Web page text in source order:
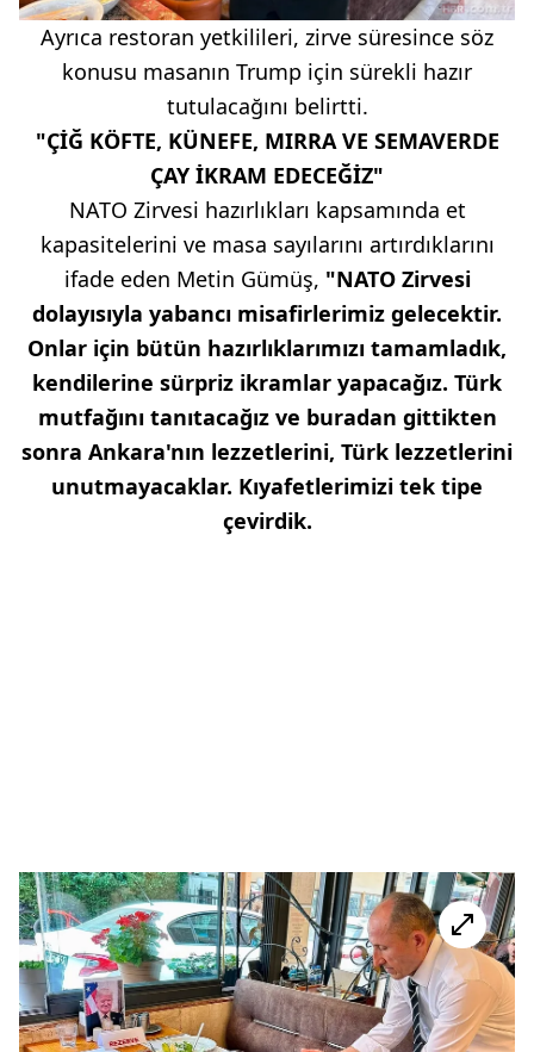
Ayrıca restoran yetkilileri, zirve süresince söz
konusu masanın Trump için sürekli hazır
tutulacağını belirtti.
"ÇİĞ KÖFTE, KÜNEFE, MIRRA VE SEMAVERDE
ÇAY İKRAM EDECEĞİZ"
NATO Zirvesi hazırlıkları kapsamında et
kapasitelerini ve masa sayılarını artırdıklarını
ifade eden Metin Gümüş, "NATO Zirvesi
dolayısıyla yabancı misafirlerimiz gelecektir.
Onlar için bütün hazırlıklarımızı tamamladık,
kendilerine sürpriz ikramlar yapacağız. Türk
mutfağını tanıtacağız ve buradan gittikten
sonra Ankara'nın lezzetlerini, Türk lezzetlerini
unutmayacaklar. Kıyafetlerimizi tek tipe
çevirdik.